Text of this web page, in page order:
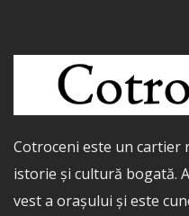
Cotroceni este un cartier
istorie și cultură bogată.
vest a orașului și este